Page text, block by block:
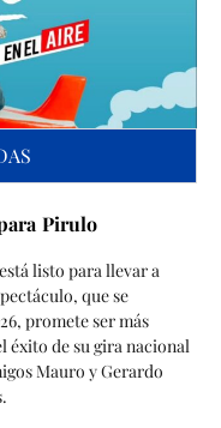
Pirulo
listo para llevar a
que se
promete ser más
éxito de su gira nacional
Mauro y Gerardo